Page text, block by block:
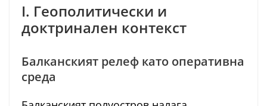
I. Геополитически и
доктринален контекст
Балканският релеф като оперативна
среда